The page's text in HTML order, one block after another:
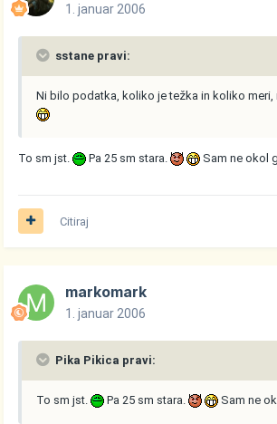
1. januar 2006
sstane pravi:
Ni bilo podatka, koliko je težka in koliko meri,
To sm jst. Pa 25 sm stara. Sam ne okol
Citiraj
markomark
1. januar 2006
Pika Pikica pravi:
To sm jst. Pa 25 sm stara. Sam ne